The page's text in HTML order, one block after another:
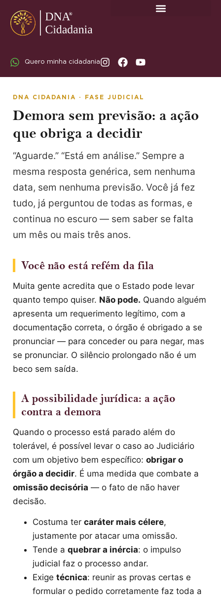
Quero minha cidadania
DNA CIDADANIA · FASE JUDICIAL
Demora sem previsão: a ação
que obriga a decidir
“Aguarde.” “Está em análise.” Sempre a
mesma resposta genérica, sem nenhuma
data, sem nenhuma previsão. Você já fez
tudo, já perguntou de todas as formas, e
continua no escuro — sem saber se falta
um mês ou mais três anos.
Você não está refém da fila
Muita gente acredita que o Estado pode levar
quanto tempo quiser. Não pode. Quando alguém
apresenta um requerimento legítimo, com a
documentação correta, o órgão é obrigado a se
pronunciar — para conceder ou para negar, mas
se pronunciar. O silêncio prolongado não é um
beco sem saída.
A possibilidade jurídica: a ação
contra a demora
Quando o processo está parado além do
tolerável, é possível levar o caso ao Judiciário
com um objetivo bem específico: obrigar o
órgão a decidir. É uma medida que combate a
omissão decisória — o fato de não haver
decisão.
Costuma ter caráter mais célere,
justamente por atacar uma omissão.
Tende a quebrar a inércia: o impulso
judicial faz o processo andar.
Exige técnica: reunir as provas certas e
formular o pedido corretamente faz toda a